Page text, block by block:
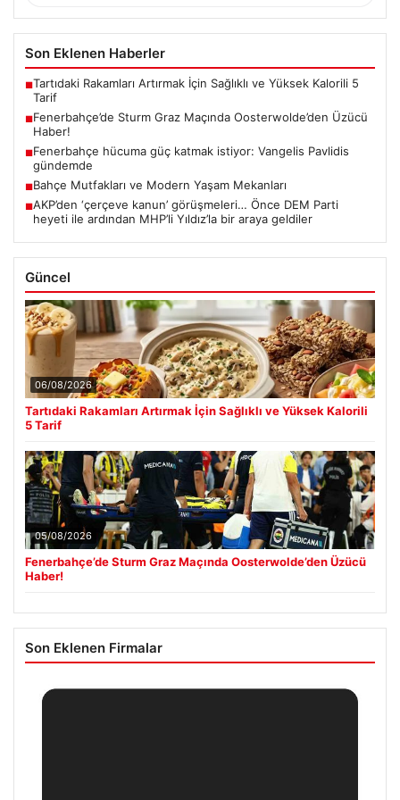
Son Eklenen Haberler
■Tartıdaki Rakamları Artırmak İçin Sağlıklı ve Yüksek Kalorili 5
Tarif
■Fenerbahçe’de Sturm Graz Maçında Oosterwolde’den Üzücü
Haber!
■Fenerbahçe hücuma güç katmak istiyor: Vangelis Pavlidis
gündemde
■Bahçe Mutfakları ve Modern Yaşam Mekanları
■AKP’den ‘çerçeve kanun’ görüşmeleri… Önce DEM Parti
heyeti ile ardından MHP’li Yıldız’la bir araya geldiler
Güncel
06/08/2026
Tartıdaki Rakamları Artırmak İçin Sağlıklı ve Yüksek Kalorili
5 Tarif
05/08/2026
Fenerbahçe’de Sturm Graz Maçında Oosterwolde’den Üzücü
Haber!
Son Eklenen Firmalar